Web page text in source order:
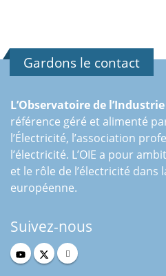
Gardons le contact
L’Observatoire de
référence géré et alimenté
l’Électricité, l’association
l’électricité. L’OIE a pour
et le rôle de l’électricité dans
européenne.
Suivez-nous